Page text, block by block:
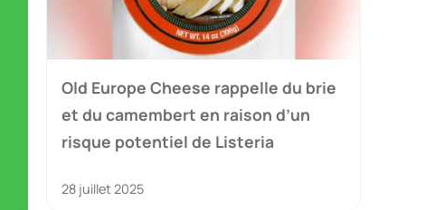
Old Europe Cheese rappelle du brie
et du camembert en raison d’un
risque potentiel de Listeria
28 juillet 2025